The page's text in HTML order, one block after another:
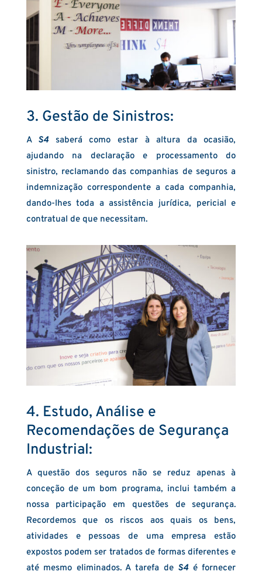
3. Gestão de Sinistros:
A S4saberá como estar à altura da ocasião,
ajudando na declaração e processamento do
sinistro, reclamando das companhias de seguros a
indemnização correspondente a cada companhia,
dando-lhes toda a assistência jurídica, pericial e
contratual de que necessitam.
4. Estudo, Análise e
Recomendações de Segurança
Industrial:
A questão dos seguros não se reduz apenas à
conceção de um bom programa, inclui também a
nossa participação em questões de segurança.
Recordemos que os riscos aos quais os bens,
atividades e pessoas de uma empresa estão
expostos podem ser tratados de formas diferentes e
até mesmo eliminados. A tarefa de S4é fornecer